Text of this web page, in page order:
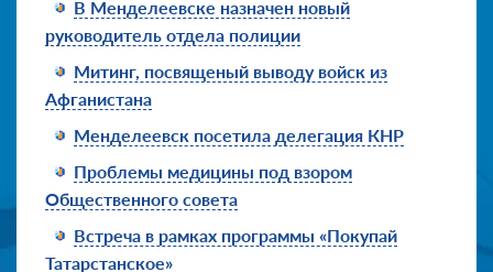
В Менделеевске назначен новый
руководитель отдела полиции
Митинг, посвященый выводу войск из
Афганистана
Менделеевск посетила делегация КНР
Проблемы медицины под взором
Общественного совета
Встреча в рамках программы «Покупай
Татарстанское»